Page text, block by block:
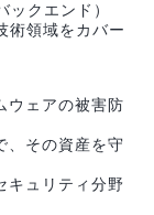
クエンド）
術領域をカバー
ウェアの被害防
、その資産を守
キュリティ分野